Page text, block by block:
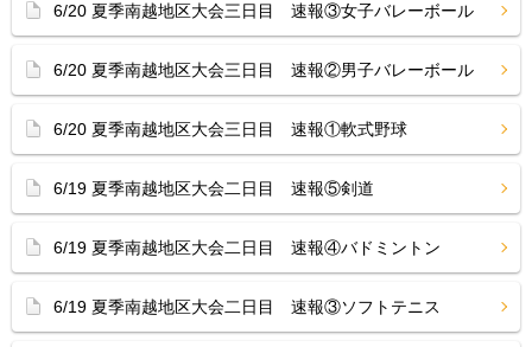
6/20 夏季南越地区大会三日目 速報③女子バレーボール
6/20 夏季南越地区大会三日目 速報②男子バレーボール
6/20 夏季南越地区大会三日目 速報①軟式野球
6/19 夏季南越地区大会二日目 速報⑤剣道
6/19 夏季南越地区大会二日目 速報④バドミントン
6/19 夏季南越地区大会二日目 速報③ソフトテニス